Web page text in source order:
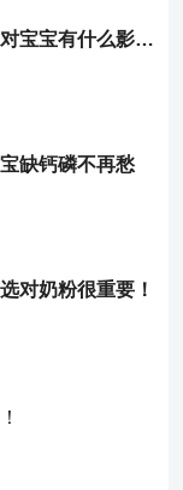
什么是乳糖不耐受？对宝宝有什么影响？
缺钙磷不再愁
对奶粉很重要！